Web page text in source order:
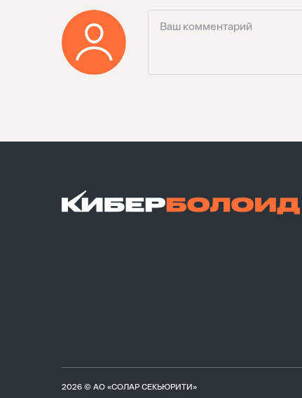
2026 © АО «СОЛАР СЕКЬЮРИТИ»